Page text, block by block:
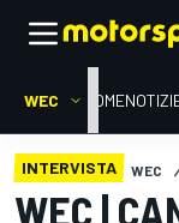
WEC HOME
INTERVISTA WEC
WEC |